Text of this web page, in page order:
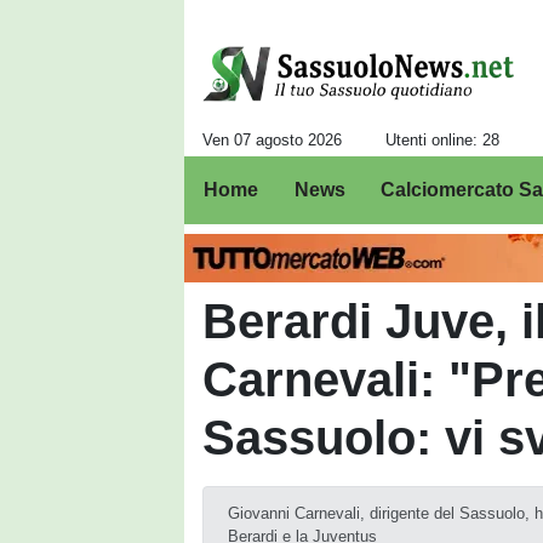
Ven 07 agosto 2026 Utenti online: 28
Home News Calciomercato
Berardi Juve,
Carnevali:
Sassuolo: vi
Giovanni Carnevali, dirigente del Sassuolo,
Berardi e la Juventus